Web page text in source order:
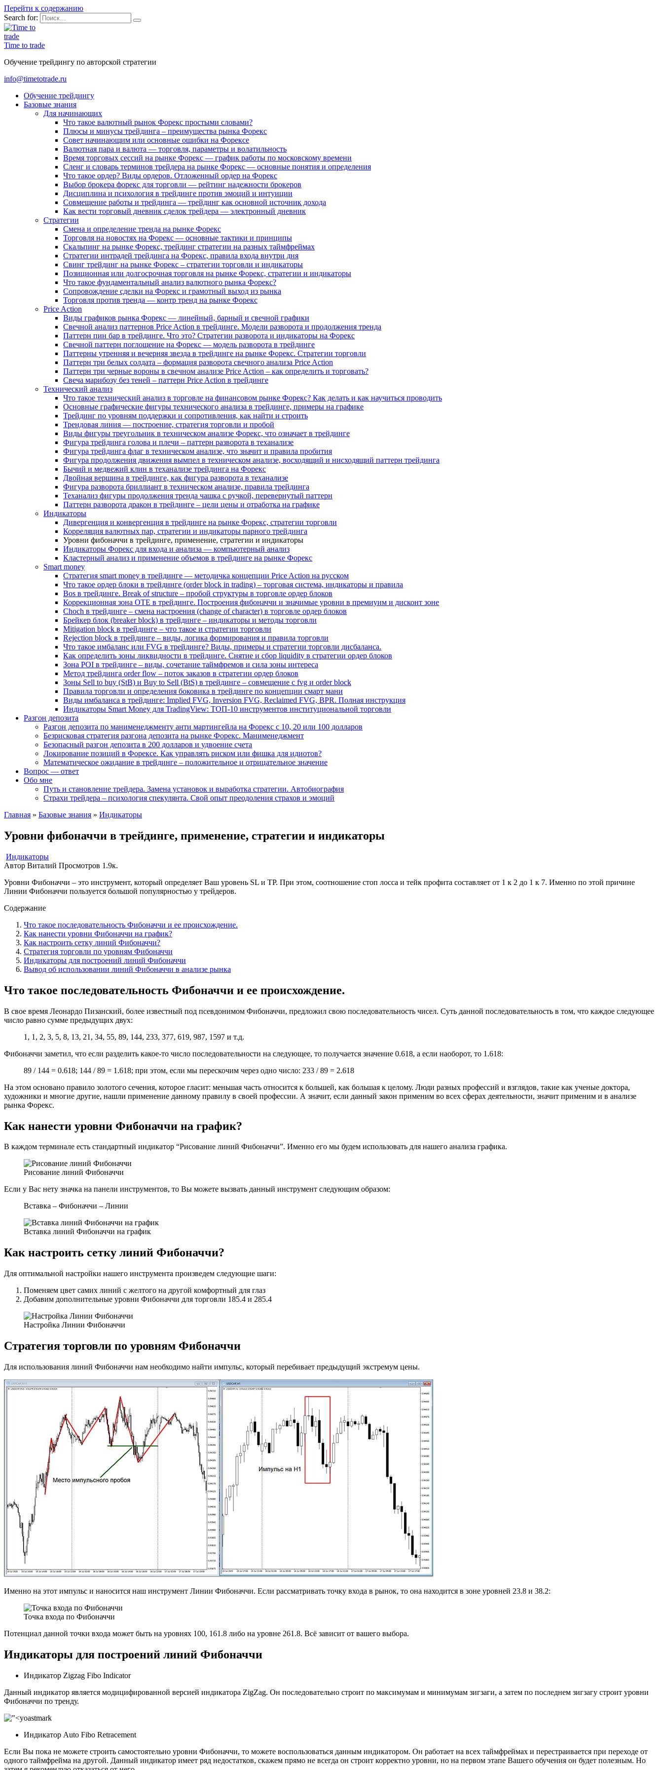
Перейти к содержанию
Search for:
Time to trade
Обучение трейдингу по авторской стратегии
info@timetotrade.ru
Обучение трейдингу
Базовые знания
Для начинающих
Что такое валютный рынок Форекс простыми словами?
Плюсы и минусы трейдинга – преимущества рынка Форекс
Совет начинающим или основные ошибки на Форексе
Валютная пара и валюта — торговля, параметры и волатильность
Время торговых сессий на рынке Форекс — график работы по московскому времени
Сленг и словарь терминов трейдера на рынке Форекс — основные понятия и определения
Что такое ордер? Виды ордеров. Отложенный ордер на Форекс
Выбор брокера форекс для торговли — рейтинг надежности брокеров
Дисциплина и психология в трейдинге против эмоций и интуиции
Совмещение работы и трейдинга — трейдинг как основной источник дохода
Как вести торговый дневник сделок трейдера — электронный дневник
Стратегии
Смена и определение тренда на рынке Форекс
Торговля на новостях на Форекс — основные тактики и принципы
Скальпинг на рынке Форекс, трейдинг стратегии на разных таймфреймах
Стратегии интрадей трейдинга на Форекс, правила входа внутри дня
Свинг трейдинг на рынке Форекс – стратегии торговли и индикаторы
Позиционная или долгосрочная торговля на рынке Форекс, стратегии и индикаторы
Что такое фундаментальный анализ валютного рынка Форекс?
Сопровождение сделки на Форекс и грамотный выход из рынка
Торговля против тренда — контр тренд на рынке Форекс
Price Action
Виды графиков рынка Форекс — линейный, барный и свечной графики
Свечной анализ паттернов Price Action в трейдинге. Модели разворота и продолжения тренда
Паттерн пин бар в трейдинге. Что это? Стратегии разворота и индикаторы на Форекс
Свечной паттерн поглощение на Форекс — модель разворота в трейдинге
Паттерны утренняя и вечерняя звезда в трейдинге на рынке Форекс. Стратегии торговли
Паттерн три белых солдата – формация разворота свечного анализа Price Action
Паттерн три черные вороны в свечном анализе Price Action – как определить и торговать?
Свеча марибозу без теней – паттерн Price Action в трейдинге
Технический анализ
Что такое технический анализ в торговле на финансовом рынке Форекс? Как делать и как научиться проводить
Основные графические фигуры технического анализа в трейдинге, примеры на графике
Трейдинг по уровням поддержки и сопротивления, как найти и строить
Трендовая линия — построение, стратегия торговли и пробой
Виды фигуры треугольник в техническом анализе Форекс, что означает в трейдинге
Фигура трейдинга голова и плечи – паттерн разворота в теханализе
Фигура трейдинга флаг в техническом анализе, что значит и правила пробития
Фигура продолжения движения вымпел в техническом анализе, восходящий и нисходящий паттерн трейдинга
Бычий и медвежий клин в теханализе трейдинга на Форекс
Двойная вершина в трейдинге, как фигура разворота в теханализе
Фигура разворота бриллиант в техническом анализе, правила трейдинга
Теханализ фигуры продолжения тренда чашка с ручкой, перевернутый паттерн
Паттерн разворота дракон в трейдинге – цели цены и отработка на графике
Индикаторы
Дивергенция и конвергенция в трейдинге на рынке Форекс, стратегии торговли
Корреляция валютных пар, стратегии и индикаторы парного трейдинга
Уровни фибоначчи в трейдинге, применение, стратегии и индикаторы
Индикаторы Форекс для входа и анализа — компьютерный анализ
Кластерный анализ и применение объемов в трейдинге на рынке Форекс
Smart money
Стратегия smart money в трейдинге — методичка концепции Price Action на русском
Что такое ордер блоки в трейдинге (order block in trading) – торговая система, индикаторы и правила
Bos в трейдинге. Break of structure – пробой структуры в торговле ордер блоков
Коррекционная зона OTE в трейдинге. Построения фибоначчи и значимые уровни в премиуим и дисконт зоне
Choch в трейдинге – смена настроения (change of character) в торговле ордер блоков
Брейкер блок (breaker block) в трейдинге – индикаторы и методы торговли
Mitigation block в трейдинге – что такое и стратегии торговли
Rejection block в трейдинге – виды, логика формирования и правила торговли
Что такое имбаланс или FVG в трейдинге? Виды, примеры и стратегии торговли дисбаланса.
Как определить зоны ликвидности в трейдинге. Снятие и сбор liquidity в стратегии ордер блоков
Зона POI в трейдинге – виды, сочетание таймфремов и сила зоны интереса
Метод трейдинга order flow – поток заказов в стратегии ордер блоков
Зоны Sell to buy (StB) и Buy to Sell (BtS) в трейдинге – совмещение с fvg и order block
Правила торговли и определения боковика в трейдинге по концепции смарт мани
Виды имбаланса в трейдинге: Implied FVG, Inversion FVG, Reclaimed FVG, BPR. Полная инструкция
Индикаторы Smart Money для TradingView: ТОП-10 инструментов институциональной торговли
Разгон депозита
Разгон депозита по манименеджменту анти мартингейла на Форекс с 10, 20 или 100 долларов
Безрисковая стратегия разгона депозита на рынке Форекс. Манименеджмент
Безопасный разгон депозита в 200 долларов и удвоение счета
Локирование позиций в Форексе. Как управлять риском или фишка для идиотов?
Математическое ожидание в трейдинге – положительное и отрицательное значение
Вопрос — ответ
Обо мне
Путь и становление трейдера. Замена установок и выработка стратегии. Автобиография
Страхи трейдера – психология спекулянта. Свой опыт преодоления страхов и эмоций
Главная » Базовые знания » Индикаторы
Уровни фибоначчи в трейдинге, применение, стратегии и индикаторы
Индикаторы
Автор Виталий Просмотров 1.9к.
Уровни Фибоначчи – это инструмент, который определяет Ваш уровень SL и TP. При этом, соотношение стоп лосса и тейк профита составляет от 1 к 2 до 1 к 7. Именно по этой причине
Линии Фибоначчи пользуется большой популярностью у трейдеров.
Содержание
Что такое последовательность Фибоначчи и ее происхождение.
Как нанести уровни Фибоначчи на график?
Как настроить сетку линий Фибоначчи?
Стратегия торговли по уровням Фибоначчи
Индикаторы для построений линий Фибоначчи
Вывод об использовании линий Фибоначчи в анализе рынка
Что такое последовательность Фибоначчи и ее происхождение.
В свое время Леонардо Пизанский, более известный под псевдонимом Фибоначчи, предложил свою последовательность чисел. Суть данной последовательность в том, что каждое следующее
число равно сумме предыдущих двух:
1, 1, 2, 3, 5, 8, 13, 21, 34, 55, 89, 144, 233, 377, 619, 987, 1597 и т.д.
Фибоначчи заметил, что если разделить какое-то число последовательности на следующее, то получается значение 0.618, а если наоборот, то 1.618:
89 / 144 = 0.618; 144 / 89 = 1.618; при этом, если мы перескочим через одно число: 233 / 89 = 2.618
На этом основано правило золотого сечения, которое гласит: меньшая часть относится к большей, как большая к целому. Люди разных профессий и взглядов, такие как ученые доктора,
художники и многие другие, нашли применение данному правилу в своей профессии. А значит, если данный закон применим во всех сферах деятельности, значит применим и в анализе
рынка Форекс.
Как нанести уровни Фибоначчи на график?
В каждом терминале есть стандартный индикатор “Рисование линий Фибоначчи”. Именно его мы будем использовать для нашего анализа графика.
Рисование линий Фибоначчи
Если у Вас нету значка на панели инструментов, то Вы можете вызвать данный инструмент следующим образом:
Вставка – Фибоначчи – Линии
Вставка линий Фибоначчи на график
Как настроить сетку линий Фибоначчи?
Для оптимальной настройки нашего инструмента произведем следующие шаги:
Поменяем цвет самих линий с желтого на другой комфортный для глаз
Добавим дополнительные уровни Фибоначчи для торговли 185.4 и 285.4
Настройка Линии Фибоначчи
Стратегия торговли по уровням Фибоначчи
Для использования линий Фибоначчи нам необходимо найти импульс, который перебивает предыдущий экстремум цены.
Именно на этот импульс и наносится наш инструмент Линии Фибоначчи. Если рассматривать точку входа в рынок, то она находится в зоне уровней 23.8 и 38.2:
Точка входа по Фибоначчи
Потенциал данной точки входа может быть на уровнях 100, 161.8 либо на уровне 261.8. Всё зависит от вашего выбора.
Индикаторы для построений линий Фибоначчи
Индикатор Zigzag Fibo Indicator
Данный индикатор является модицифированной версией индикатора ZigZag. Он последовательно строит по максимумам и минимумам зигзаги, а затем по последнем зигзагу строит уровни
Фибоначчи по тренду.
Индикатор Auto Fibo Retracement
Если Вы пока не можете строить самостоятельно уровни Фибоначчи, то можете воспользоваться данным индикатором. Он работает на всех таймфреймах и перестраивается при переходе от
одного таймфрейма на другой. Данный индикатор имеет ряд недостатков, скажем прямо не всегда он строит корректно уровни, но на первом этапе Вашего обучения он будет полезным. Но